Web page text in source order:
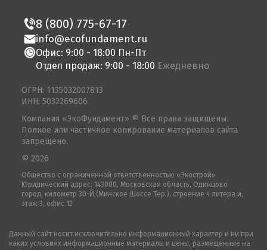
8 (800) 775-67-17
info@ecofundament.ru
Офис: 9:00 - 18:00 Пн-Пт
Отдел продаж: 9:00 - 18:00 Ежедневно
Общество с ограниченной ответственностью «Экострой»
Юридический адрес: 143080, Московская область, Одинцово
город, километр 30-Й (Минское Шоссе Тер.), строение 4 литера и,
этаж 3, офис 12
ОГРН: 1135032007813
ИНН: 5032269606
Компания «ЭкоФундамент» © Все права защищены.
Полное или частичное копирование материалов сайта
запрещено.
© 2026
Данный сайт носит исключительно информационный характер и ни при
каких условиях информационные материалы и цены, размещенные на